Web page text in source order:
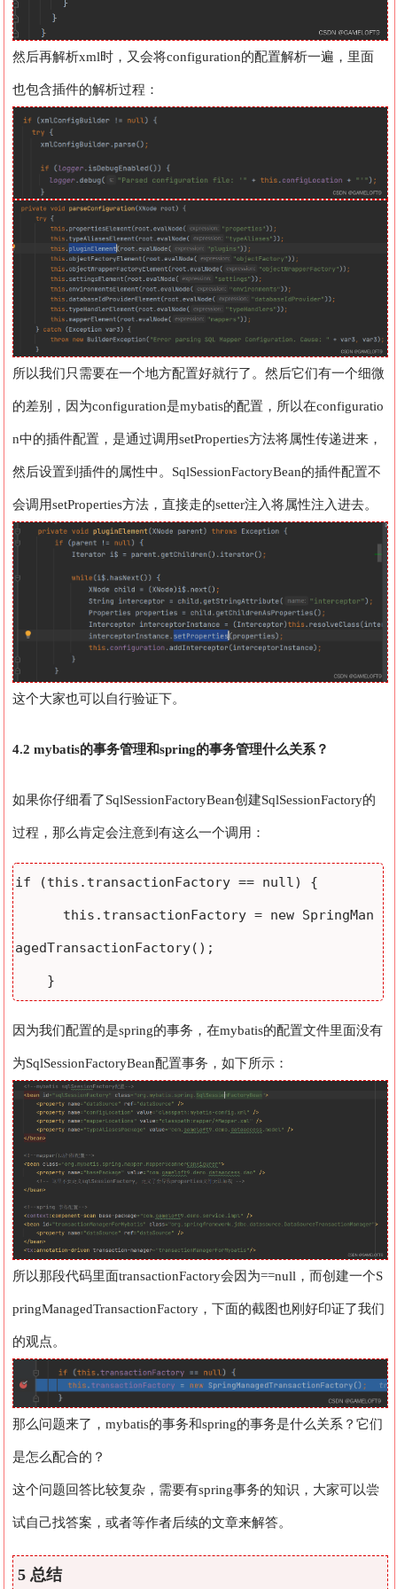
然后再解析xml时，又会将configuration的配置解析一遍，里面
也包含插件的解析过程：
所以我们只需要在一个地方配置好就行了。然后它们有一个细微
的差别，因为configuration是mybatis的配置，所以在configuratio
n中的插件配置，是通过调用setProperties方法将属性传递进来，
然后设置到插件的属性中。SqlSessionFactoryBean的插件配置不
会调用setProperties方法，直接走的setter注入将属性注入进去。
这个大家也可以自行验证下。
4.2 mybatis的事务管理和spring的事务管理什么关系？
如果你仔细看了SqlSessionFactoryBean创建SqlSessionFactory的
过程，那么肯定会注意到有这么一个调用：
if (this.transactionFactory == null) {
this.transactionFactory = new SpringMan
agedTransactionFactory();
}
因为我们配置的是spring的事务，在mybatis的配置文件里面没有
为SqlSessionFactoryBean配置事务，如下所示：
所以那段代码里面transactionFactory会因为==null，而创建一个S
pringManagedTransactionFactory，下面的截图也刚好印证了我们
的观点。
那么问题来了，mybatis的事务和spring的事务是什么关系？它们
是怎么配合的？
这个问题回答比较复杂，需要有spring事务的知识，大家可以尝
试自己找答案，或者等作者后续的文章来解答。
5 总结